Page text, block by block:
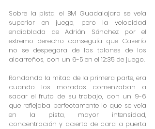
Sobre la pista, el BM Guadalajara se veía
superior en juego, pero la velocidad
endiablada de Adrián Sánchez por el
extremo derecho conseguía que Caserío
no se despegara de los talones de los
alcarreños, con un 6-5 en el 12:35 de juego.
Rondando la mitad de la primera parte, era
cuando los morados comenzaban a
sacar el fruto de su trabajo, con un 9-6
que reflejaba perfectamente lo que se veía
en la pista, mayor intensidad,
concentración y acierto de cara a puerta